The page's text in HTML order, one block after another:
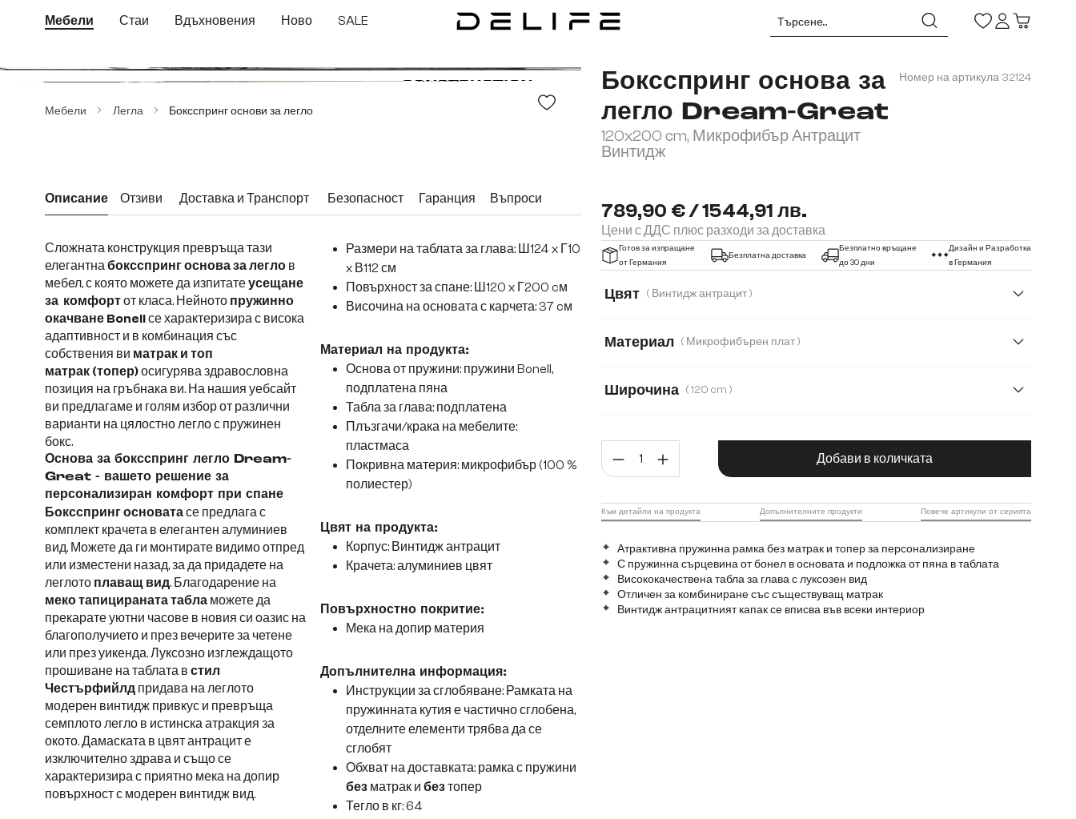
към основното съдържание
Преминете към търсенето
Преминете към основната навигация
Мебели Стаи Вдъхновения Ново SALE
Мебели Легла Боксспринг основи за легло
Боксспринг основа за
легло Dream-Great
120x200 cm, Микрофибър Антрацит
Винтидж
Номер на артикула 32124
789,90 € / 1544,91 лв.
Цени с ДДС плюс разходи за доставка
Готов за изпращане
от Германия
Безплатна доставка
Безплатно връщане
до 30 дни
Дизайн и Разработка
в Германия
Цвят ( Винтидж антрацит )
Материал ( Микрофибърен плат )
Широчина ( 120 cm )
Количество на продукта: Въведете
Добави в количката
Атрактивна пружинна рамка без матрак и топер за персонализиране
С пружинна сърцевина от бонел в основата и подложка от пяна в таблата
Висококачествена табла за глава с луксозен вид
Отличен за комбиниране със съществуващ матрак
Винтидж антрацитният капак се вписва във всеки интериор
Към детайли на продукта Допълнителните продукти Повече артикули от серията
Описание Отзиви Доставка и Транспорт Безопасност Гаранция Въпроси
Сложната конструкция превръща тази
елегантна боксспринг основа за легло в
мебел, с която можете да изпитатеусещане
за комфортот класа. Нейното пружинно
окачване Bonellсе характеризира с висока
адаптивност и в комбинация със
собствения ви матрак и топ
матрак (топер)осигурява здравословна
позиция на гръбнака ви. На нашия уебсайт
ви предлагаме и голям избор от различни
варианти на цялостно легло с пружинен
бокс.
Основа за боксспринг легло Dream-
Great - вашето решение за
персонализиран комфорт при спане
Боксспринг основатасе предлага с
комплект крачета в елегантен алуминиев
вид. Можете да ги монтирате видимо отпред
или изместени назад, за да придадете на
леглото плаващ вид. Благодарение на
меко тапицираната табла можете да
прекарате уютни часове в новия си оазис на
благополучието и през вечерите за четене
или през уикенда. Луксозно изглеждащото
прошиване на таблата в стил
Честърфийлд придава на леглото
модерен винтидж привкус и превръща
семплото легло в истинска атракция за
окото. Дамаската в цвят антрацит е
изключително здрава и също се
характеризира с приятно мека на допир
повърхност с модерен винтидж вид.
Размери на таблата за глава: Ш124 x Г10
x В112 см
Повърхност за спане: Ш120 x Г200 cм
Височина на основата с карчета: 37 cм
Материал на продукта:
Основа от пружини: пружини Bonell,
подплатена пяна
Табла за глава: подплатена
Плъзгачи/крака на мебелите:
пластмаса
Покривна материя: микрофибър (100 %
полиестер)
Цвят на продукта:
Корпус: Винтидж антрацит
Крачета: алуминиев цвят
Повърхностно покритие:
Мека на допир материя
Допълнителна информация:
Инструкции за сглобяване: Рамката на
пружинната кутия е частично сглобена,
отделните елементи трябва да се
сглобят
Обхват на доставката: рамка с пружини
безматрак и безтопер
Тегло в кг: 64